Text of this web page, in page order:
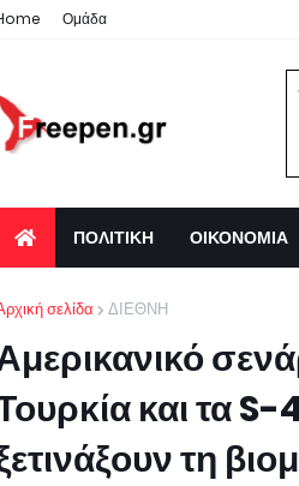
Ομάδα
ΠΟΛΙΤΙΚΗ ΟΙΚΟΝΟΜΙΑ
σελίδα ΔΙΕΘΝΗ
και τα
τη